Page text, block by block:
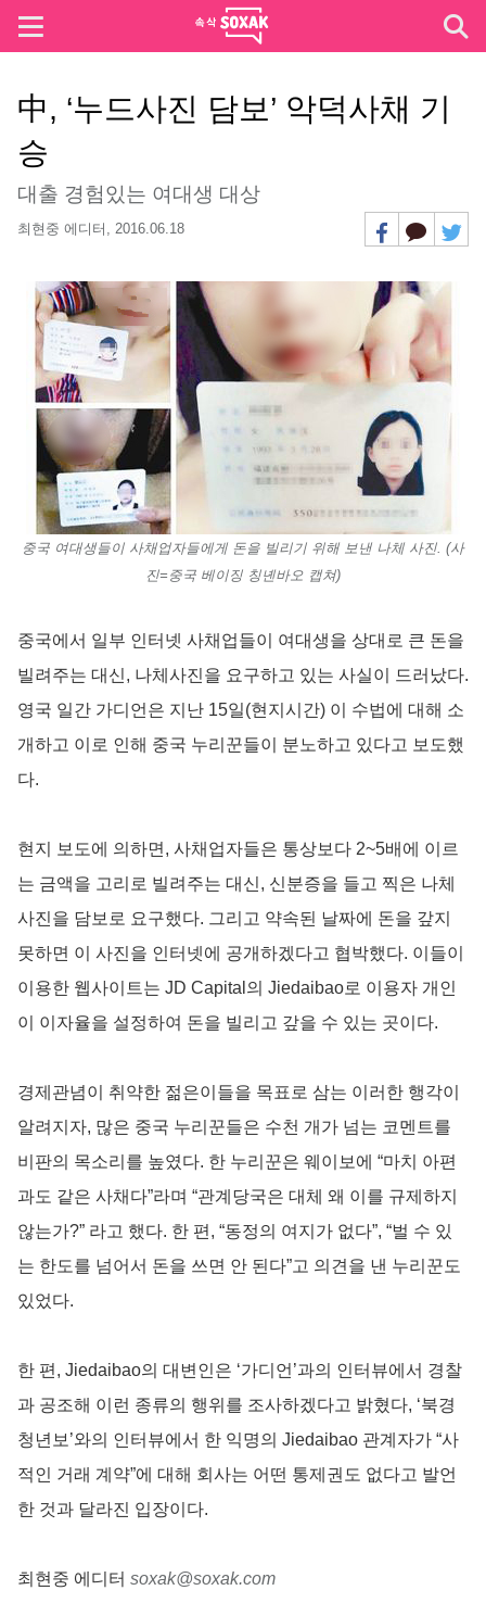
中, ‘누드사진 담보’ 악덕사채 기
승
대출 경험있는 여대생 대상
최현중 에디터, 2016.06.18
중국 여대생들이 사채업자들에게 돈을 빌리기 위해 보낸 나체 사진. (사
진=중국 베이징 칭녠바오 캡쳐)
중국에서 일부 인터넷 사채업들이 여대생을 상대로 큰 돈을
빌려주는 대신, 나체사진을 요구하고 있는 사실이 드러났다.
영국 일간 가디언은 지난 15일(현지시간) 이 수법에 대해 소
개하고 이로 인해 중국 누리꾼들이 분노하고 있다고 보도했
다.
현지 보도에 의하면, 사채업자들은 통상보다 2~5배에 이르
는 금액을 고리로 빌려주는 대신, 신분증을 들고 찍은 나체
사진을 담보로 요구했다. 그리고 약속된 날짜에 돈을 갚지
못하면 이 사진을 인터넷에 공개하겠다고 협박했다. 이들이
이용한 웹사이트는 JD Capital의 Jiedaibao로 이용자 개인
이 이자율을 설정하여 돈을 빌리고 갚을 수 있는 곳이다.
경제관념이 취약한 젊은이들을 목표로 삼는 이러한 행각이
알려지자, 많은 중국 누리꾼들은 수천 개가 넘는 코멘트를
비판의 목소리를 높였다. 한 누리꾼은 웨이보에 “마치 아편
과도 같은 사채다”라며 “관계당국은 대체 왜 이를 규제하지
않는가?” 라고 했다. 한 편, “동정의 여지가 없다”, “벌 수 있
는 한도를 넘어서 돈을 쓰면 안 된다”고 의견을 낸 누리꾼도
있었다.
한 편, Jiedaibao의 대변인은 ‘가디언’과의 인터뷰에서 경찰
과 공조해 이런 종류의 행위를 조사하겠다고 밝혔다, ‘북경
청년보’와의 인터뷰에서 한 익명의 Jiedaibao 관계자가 “사
적인 거래 계약”에 대해 회사는 어떤 통제권도 없다고 발언
한 것과 달라진 입장이다.
최현중 에디터 soxak@soxak.com